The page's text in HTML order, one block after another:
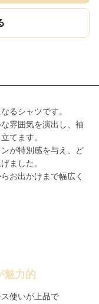
るシャツです。
雰囲気を演出し、袖
てます。
が特別感を与え、ど
ました。
お出かけまで幅広く
魅力的
使いが上品で